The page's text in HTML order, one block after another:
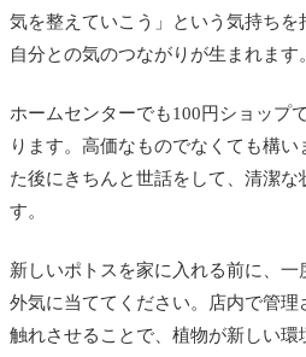
気を整えていこう」という気持ちを
自分との気のつながりが生まれます。
ホームセンターでも100円ショップ
ります。高価なものでなくても構い
た後にきちんと世話をして、清潔
す。
新しいポトスを家に入れる前に、一
外気に当ててください。店内で管
触れさせることで、植物が新しい環